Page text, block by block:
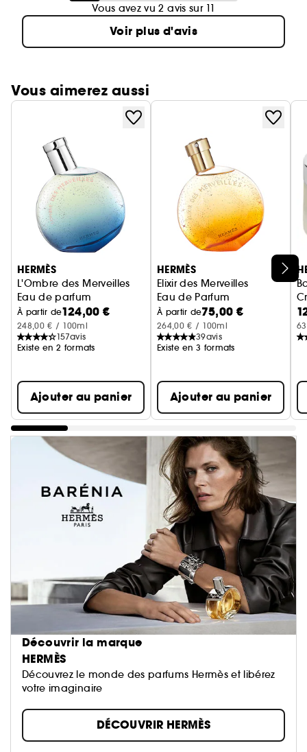
Vous avez vu 2 avis sur 11
Voir plus d'avis
Vous aimerez aussi
Ignorer le carrousel produits
HERMÈS
L'Ombre des Merveilles
Eau de parfum
À partir de124,00 €
248,00 € / 100ml
157avis
Existe en 2 formats
Ajouter au panier
HERMÈS
Elixir des Merveilles
Eau de Parfum
À partir de75,00 €
264,00 € / 100ml
39avis
Existe en 3 formats
Ajouter au panier
Découvrir la marque
HERMÈS
Découvrez le monde des parfums Hermès et libérez
votre imaginaire
DÉCOUVRIR HERMÈS